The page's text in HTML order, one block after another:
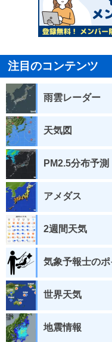
注目のコンテンツ
雨雲レーダー
天気図
PM2.5分布予測
アメダス
2週間天気
気象予報士の
世界天気
地震情報